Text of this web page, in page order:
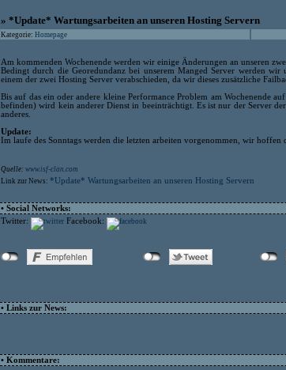
» *Update* Wartungsarbeiten an unseren Hosting Servern
Kategorie: Homepage
Am kommenden Wochenende werden wir einige Änderungen an unseren
Bedingt durch die Georedundanz bei unserem Manged Server werden wir
einem der zwei Hosting Server verabschieden, da wir dieses zusätzliche
Bis auf das ein oder andere kleine Performance Problem am Wochenende
befinden) wird kein anderer Dienst in beeinträchtigt. Es ist nur der Server
anderes.
Update:
Im laufe des Sonntags werden die letzten arbeiten vorgenommen, wir hoffen
Quelle: www.isf-clan.com
Link zur News: *Update* Wartungsarbeiten an unseren Hosting Servern
• Social Networks:
Twitter:
Facebook:
• Links zur News:
• Kommentare: